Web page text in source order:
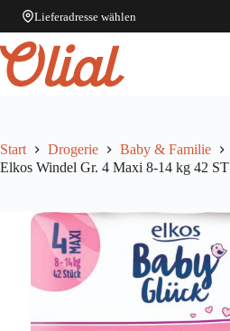
Lieferadresse wählen
Zum
Inhalt
springen
Start Drogerie Baby & Familie
Elkos Windel Gr. 4 Maxi 8-14 kg 42 ST